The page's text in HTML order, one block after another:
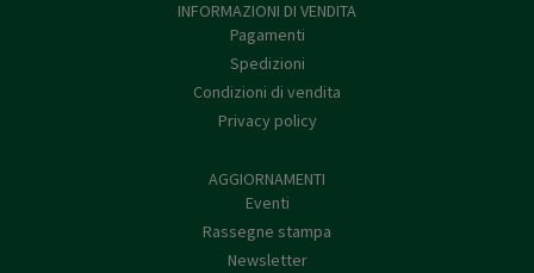
INFORMAZIONI DI VENDITA
Pagamenti
Spedizioni
Condizioni di vendita
Privacy policy
AGGIORNAMENTI
Eventi
Rassegne stampa
Newsletter